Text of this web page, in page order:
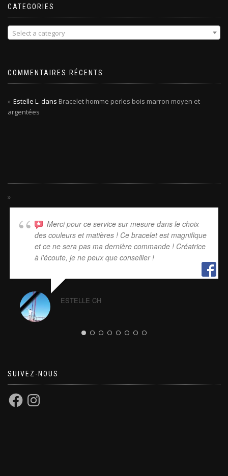
CATEGORIES
Select a category
COMMENTAIRES RÉCENTS
Estelle L. dans Bracelet homme perles bois marron moyen et
argentées
Merci pour ce service sur mesure dans le choix
des couleurs et matières ! Ce bracelet est magnifique
et ce ne sera pas ma dernière commande ! Créatrice
à l'écoute, je ne peux que conseiller !
ESTELLE CH
SUIVEZ-NOUS